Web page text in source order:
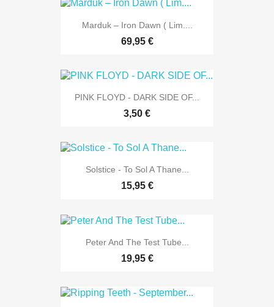
Marduk – Iron Dawn ( Lim....
69,95 €
PINK FLOYD - DARK SIDE OF...
3,50 €
Solstice - To Sol A Thane...
15,95 €
Peter And The Test Tube...
19,95 €